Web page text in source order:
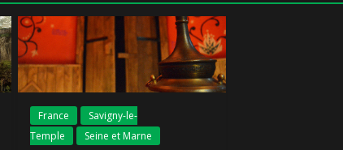
France
Savigny-le-
Temple
Seine et Marne